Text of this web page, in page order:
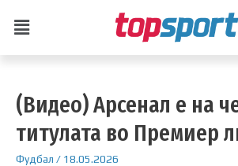
(Видео) Арсенал е на
титулата во Премиер
Фудбал / 18.05.2026